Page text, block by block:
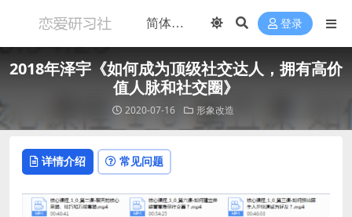
登录
2018年泽宇《如何成为顶级社交达人，拥有高价
值人脉和社交圈》
2020-07-16 形象改造
详情介绍 常见问题